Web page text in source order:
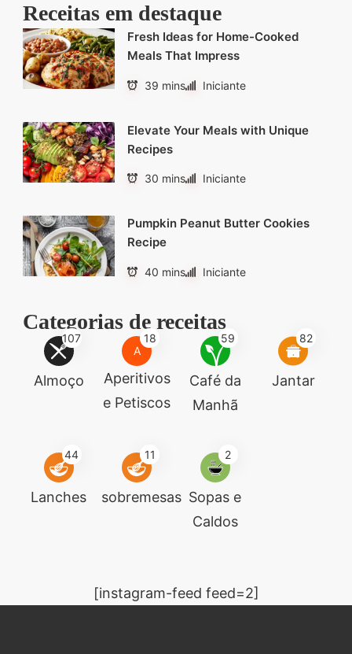
Receitas em destaque
Fresh Ideas for Home-Cooked
Meals That Impress
39 mins Iniciante
Elevate Your Meals with Unique
Recipes
30 mins Iniciante
Pumpkin Peanut Butter Cookies
Recipe
40 mins Iniciante
Categorias de receitas
107
Almoço
A
18
Aperitivos
e Petiscos
59
Café da
Manhã
82
Jantar
44
Lanches
11
sobremesas
2
Sopas e
Caldos
[instagram-feed feed=2]